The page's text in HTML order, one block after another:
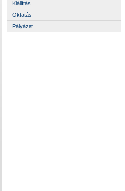
Kiállítás
Oktatás
Pályázat